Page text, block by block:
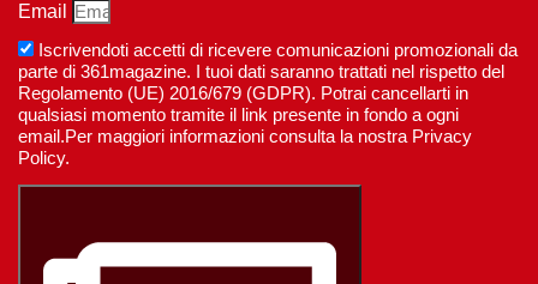
Email
Iscrivendoti accetti di ricevere comunicazioni promozionali da
parte di 361magazine. I tuoi dati saranno trattati nel rispetto del
Regolamento (UE) 2016/679 (GDPR). Potrai cancellarti in
qualsiasi momento tramite il link presente in fondo a ogni
email.Per maggiori informazioni consulta la nostra Privacy
Policy.